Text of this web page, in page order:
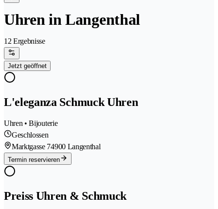
Uhren in Langenthal
12 Ergebnisse
Jetzt geöffnet
L'eleganza Schmuck Uhren
Uhren • Bijouterie
Geschlossen
Marktgasse 74900 Langenthal
Termin reservieren
Preiss Uhren & Schmuck